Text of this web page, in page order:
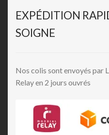
EXPÉDITION
SOIGNE
Nos colis sont envoyés par
Relay en 2 jours ouvrés